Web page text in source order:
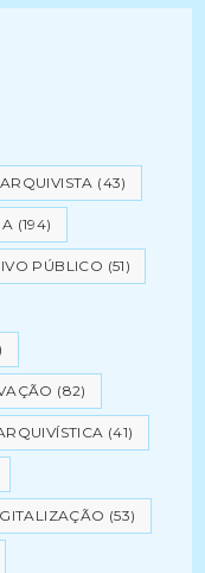
ARQUIVISTA (43)
(194)
PÚBLICO (51)
(82)
(41)
(53)